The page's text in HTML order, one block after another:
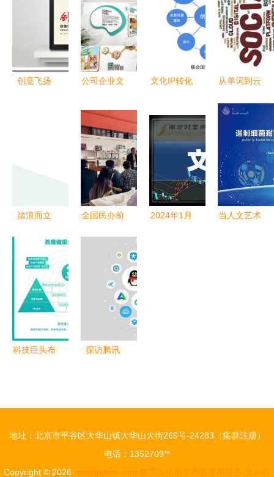
创意飞扬
公司企业文
意设计效果
图大全 数
字文化创意
内容应用服
务新探索
文化IP转化
数字文创的
应用路径与
实践探索
从单词到云
代的文化创
意与服务重
构
踏浪而立
秀银幸“做
好本分，用
心服务，回
破局随想
全国民办前
唯一全员书
院制大学
“东方幻想
王国”从科
——数字文
2024年1月
当人文艺术
科技巨头布
用的新变革
探访腾讯
地址：北京市平谷区大华山镇大华山大街269号-24283（集群注册）
电话：1352709**
Copyright © 2026 www.gkbpp.com 数字文化创意内容应用服务 北京明